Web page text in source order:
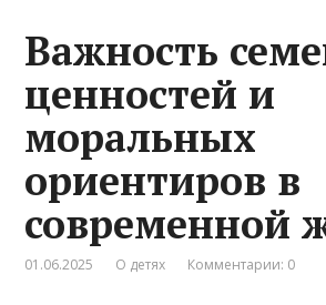
Важность
ценностей и
моральных
ориентиров в
современной
01.06.2025 О детях Комментарии: 0